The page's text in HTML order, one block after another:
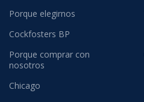
Porque elegirnos
Cockfosters BP
Porque comprar con
nosotros
Chicago